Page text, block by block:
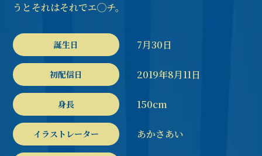
うとそれはそれでエ◯チ。
誕生日 7月30日
初配信日 2019年8月11日
身長 150cm
イラストレーター あかさあい